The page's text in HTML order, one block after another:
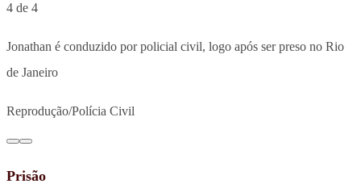
4 de 4
Jonathan é conduzido por policial civil, logo após ser preso no Rio
de Janeiro
Reprodução/Polícia Civil
Prisão